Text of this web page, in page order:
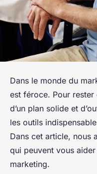
Dans le monde du
est féroce. Pour
d’un plan solide et
les outils
Dans cet article, nous
qui peuvent vous
marketing.